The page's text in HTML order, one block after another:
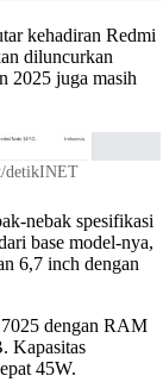
kehadiran Redmi
diluncurkan
2025 juga masih
detikINET
nebak spesifikasi
base model-nya,
6,7 inch dengan
dengan RAM
Kapasitas
45W.